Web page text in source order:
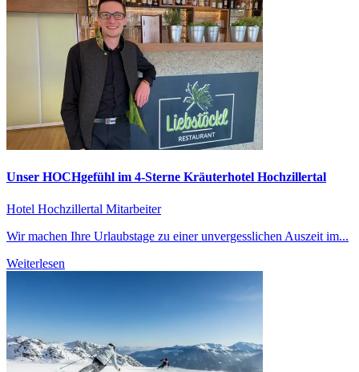
Unser HOCHgefühl im 4-Sterne Kräuterhotel Hochzillertal
Hotel Hochzillertal Mitarbeiter
Wir machen Ihre Urlaubstage zu einer unvergesslichen Auszeit im...
Weiterlesen